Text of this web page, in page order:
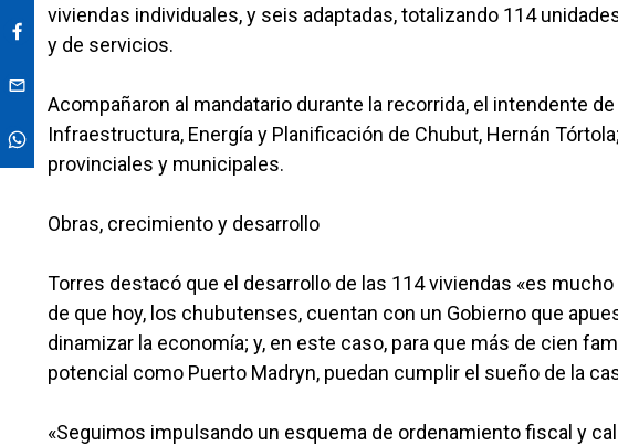
viviendas individuales, y seis adaptadas, totalizando 114
y de servicios.
Acompañaron al mandatario durante la recorrida, el intendente
Infraestructura, Energía y Planificación de Chubut, Hernán
provinciales y municipales.
Obras, crecimiento y desarrollo
Torres destacó que el desarrollo de las 114 viviendas «es
de que hoy, los chubutenses, cuentan con un Gobierno que
dinamizar la economía; y, en este caso, para que más de cien
potencial como Puerto Madryn, puedan cumplir el sueño de la
«Seguimos impulsando un esquema de ordenamiento fiscal y